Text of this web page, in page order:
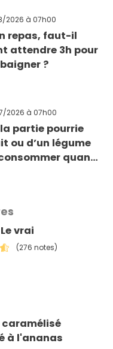
2026 à 07h00
repas, faut-il
attendre 3h pour
?
2026 à 07h00
partie pourrie
ou d’un légume
quand
vrai
(276 notes)
à l'ananas